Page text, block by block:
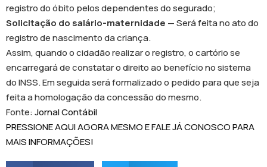
registro do óbito pelos dependentes do segurado;
Solicitação do salário-maternidade — Será feita no ato do
registro de nascimento da criança.
Assim, quando o cidadão realizar o registro, o cartório se
encarregará de constatar o direito ao benefício no sistema
do INSS. Em seguida será formalizado o pedido para que seja
feita a homologação da concessão do mesmo.
Fonte:Jornal Contábil
PRESSIONE AQUI AGORA MESMO E FALE JÁ CONOSCO PARA
MAIS INFORMAÇÕES!